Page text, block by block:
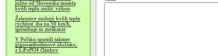
južne od Slovenska musela
kvôli teplu znížiť výkon
Železnice znižujú kvôli teplu
rýchlosť iba na 50 km/h,
spôsobuje to meškanie
V Poľsku spustili takmer
gigawatthodinové úložisko,
z LiFePO4 článkov